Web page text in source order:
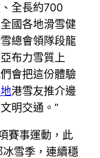
全長約700
國各地滑雪健
總會領隊段龍
布力雪質上
會把這份體驗
港雪友推介邊
明交通。”
賽事運動，此
雪季，連續穩